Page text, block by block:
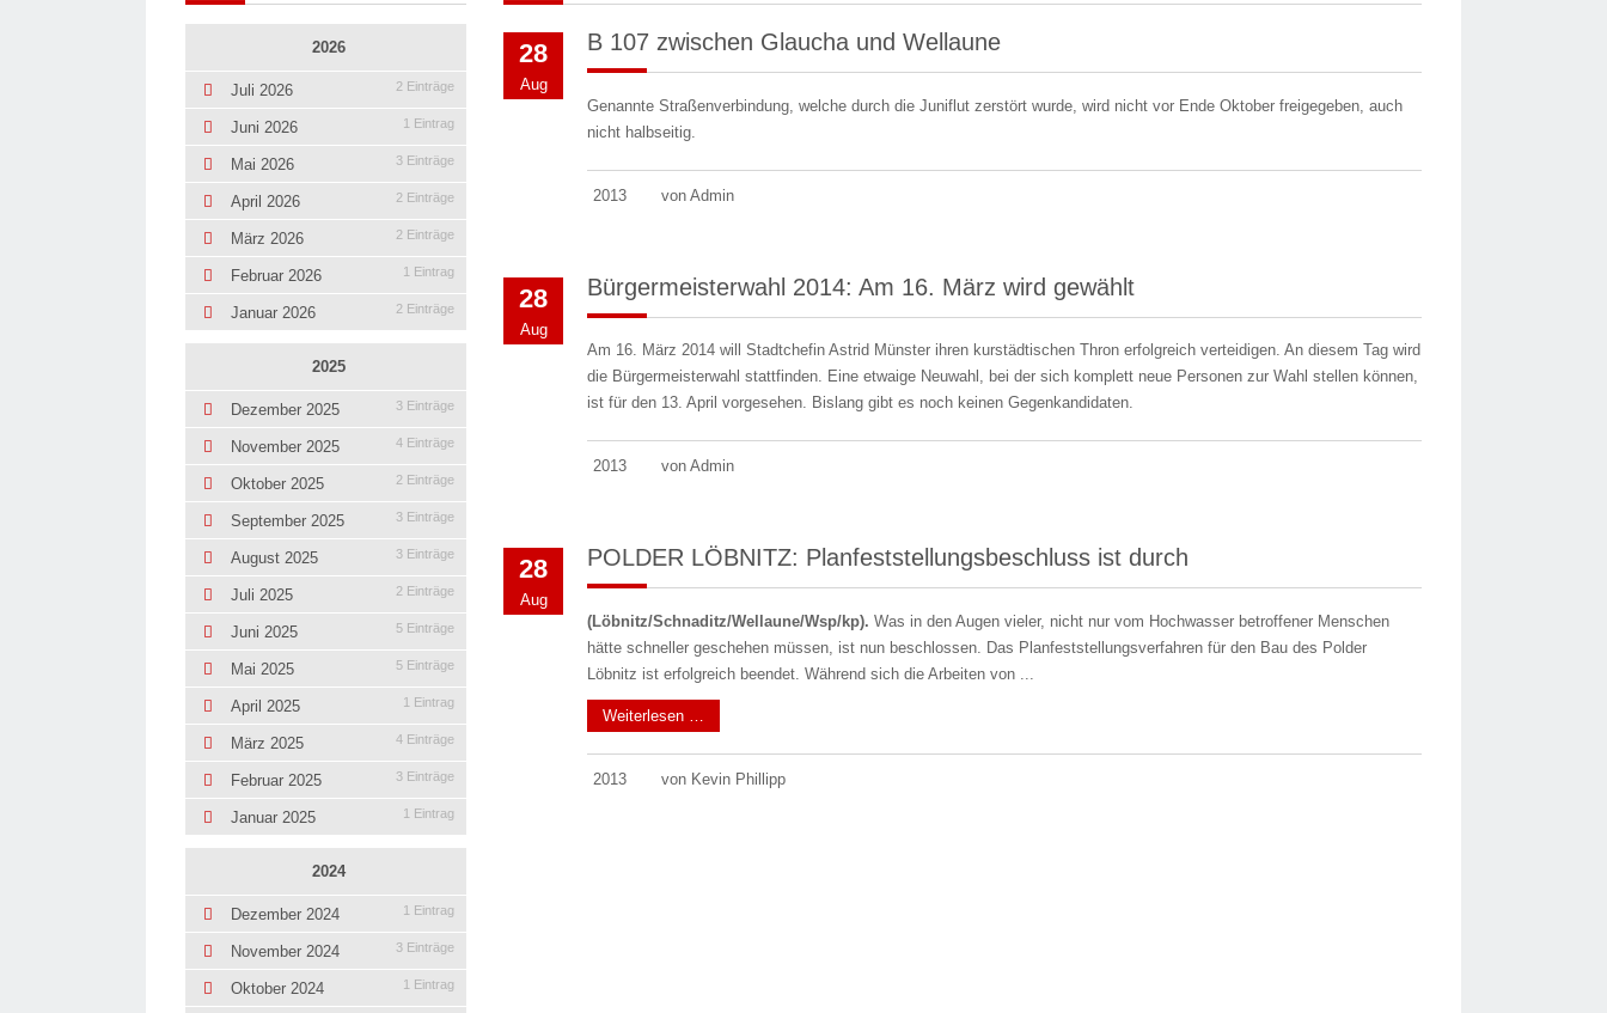
28
Aug
B 107 zwischen Glaucha und Wellaune
Genannte Straßenverbindung, welche durch die Juniflut zerstört wurde, wird nicht vor Ende Oktober freigegeben, auch
nicht halbseitig.
2013 von Admin
28
Aug
Bürgermeisterwahl 2014: Am 16. März wird gewählt
Am 16. März 2014 will Stadtchefin Astrid Münster ihren kurstädtischen Thron erfolgreich verteidigen. An diesem Tag wird
die Bürgermeis­terwahl stattfinden. Eine etwaige Neuwahl, bei der sich komplett neue Personen zur Wahl stellen können,
ist für den 13. April vorgesehen. Bislang gibt es noch keinen Gegenkandidaten.
2013 von Admin
28
Aug
POLDER LÖBNITZ: Planfeststellungsbeschluss ist durch
(Löbnitz/Schnaditz/Wellaune/Wsp/kp). Was in den Augen vieler, nicht nur vom Hochwasser betroffener Menschen
hätte schneller geschehen müssen, ist nun beschlossen. Das Planfeststellungsverfahren für den Bau des Polder
Löbnitz ist erfolgreich beendet. Während sich die Arbeiten von ...
Weiterlesen …
2013 von Kevin Phillipp
2026
Juli 2026 2 Einträge
Juni 2026 1 Eintrag
Mai 2026 3 Einträge
April 2026 2 Einträge
März 2026 2 Einträge
Februar 2026 1 Eintrag
Januar 2026 2 Einträge
2025
Dezember 2025 3 Einträge
November 2025 4 Einträge
Oktober 2025 2 Einträge
September 2025 3 Einträge
August 2025 3 Einträge
Juli 2025 2 Einträge
Juni 2025 5 Einträge
Mai 2025 5 Einträge
April 2025 1 Eintrag
März 2025 4 Einträge
Februar 2025 3 Einträge
Januar 2025 1 Eintrag
2024
Dezember 2024 1 Eintrag
November 2024 3 Einträge
Oktober 2024 1 Eintrag